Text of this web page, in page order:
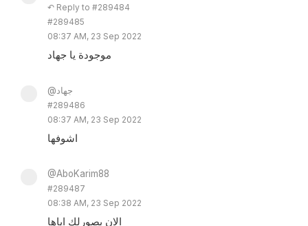
↶ Reply to #289484
#289485
08:37 AM, 23 Sep 2022
موجودة يا جهاد
@جهاد
#289486
08:37 AM, 23 Sep 2022
اشوفها
@AboKarim88
#289487
08:38 AM, 23 Sep 2022
الان بصورلك اياها